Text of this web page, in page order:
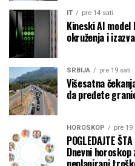
IT pre 14 sati
Kineski AI
okruženja i
SRBIJA pre 19 sati
Višesatna
da pređete
HOROSKOP pre 19
POGLEDAJTE
Dnevni